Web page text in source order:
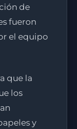
de
fueron
el equipo
que la
los
y